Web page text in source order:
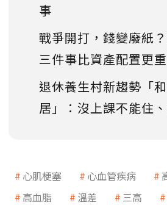
事
戰爭開打，錢變廢紙
三件事比資產配置更重
退休養生村新趨勢「
居」：沒上課不能住
心肌梗塞 心血管疾病
高血脂
溫差 三高